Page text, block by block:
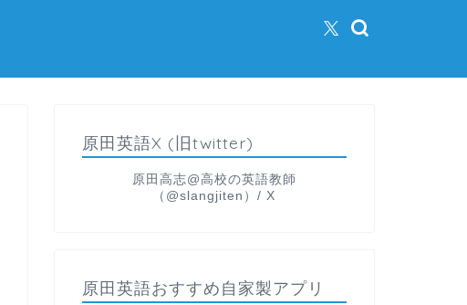
原田英語X (旧twitter)
原田高志@高校の英語教師
（@slangjiten）/ X
原田英語おすすめ自家製アプリ